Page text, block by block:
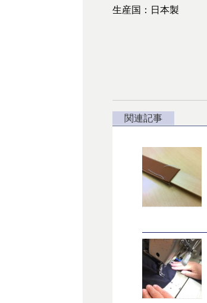
生産国：日本製
関連記事